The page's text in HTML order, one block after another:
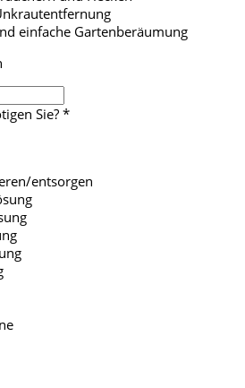
einfache Gartenberäumung
Sie? *
entsorgen